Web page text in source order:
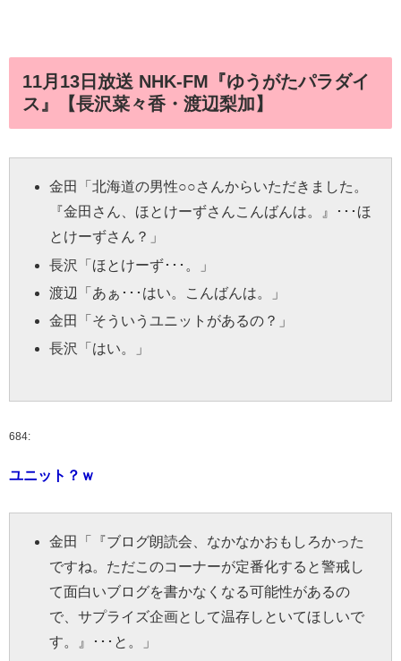
11月13日放送 NHK-FM『ゆうがたパラダイ
ス』【長沢菜々香・渡辺梨加】
金田
「北海道の男性○○さんからいただきました。
『金田さん、ほとけーずさんこんばんは。』･･･ほ
とけーずさん？」
長沢
「ほとけーず･･･。」
渡辺
「あぁ･･･はい。こんばんは。」
金田
「そういうユニットがあるの？」
長沢
「はい。」
684:
ユニット？ｗ
金田
「『ブログ朗読会、なかなかおもしろかった
ですね。ただこのコーナーが定番化すると警戒し
て面白いブログを書かなくなる可能性があるの
で、サプライズ企画として温存しといてほしいで
す。』･･･と。」